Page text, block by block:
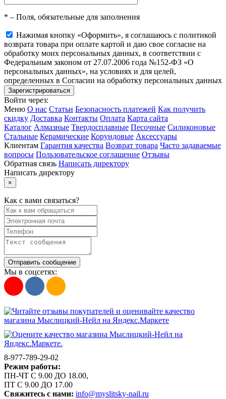
* – Поля, обязательные для заполнения
Нажимая кнопку «Оформить», я соглашаюсь с политикой
возврата товара при оплате картой и даю свое согласие на
обработку моих персональных данных, в соответствии с
Федеральным законом от 27.07.2006 года №152-ФЗ «О
персональных данных», на условиях и для целей,
определенных в Согласии на обработку персональных данных
Войти через:
Меню О нас Статьи Безопасность платежей Как получить
скидку Доставка Контакты Оплата Карта сайта
Каталог Алмазные Твердосплавные Песочные Силиконовые
Стальные Керамические Корундовые Аксессуары
Клиентам Гарантия качества Возврат товара Часто задаваемые
вопросы Пользовательское соглашение Отзывы
Обратная связь Написать директору
Написать директору
×
Как с вами связаться?
Отправить сообщение
Мы в соцсетях:
8-977-789-29-02
Режим работы:
ПН-ЧТ С 9.00 ДО 18.00,
ПТ С 9.00 ДО 17.00
Свяжитесь с нами: info@myslitsky-nail.ru